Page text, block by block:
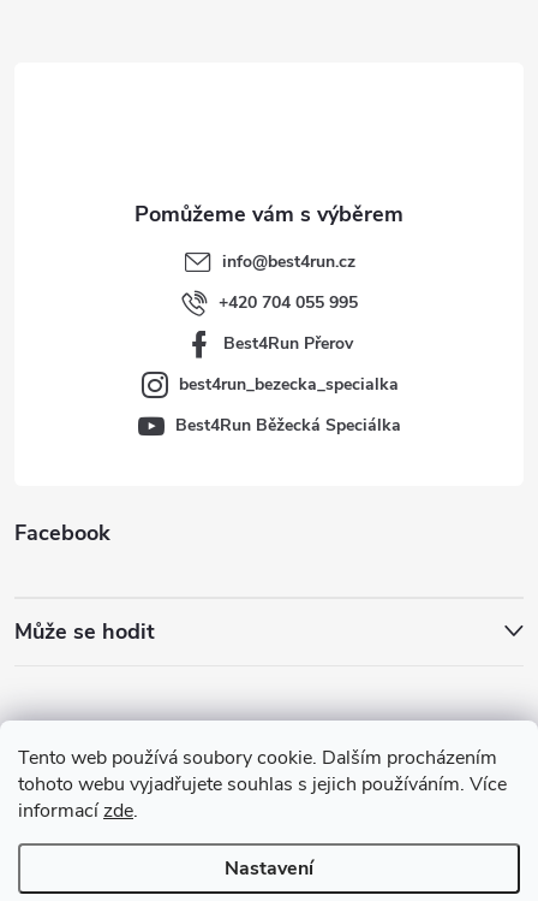
Tento web používá soubory cookie. Dalším procházením
tohoto webu vyjadřujete souhlas s jejich používáním. Více
informacízde.
Nastavení
Facebook
Může se hodit
info@best4run.cz
+420 704 055 995
Best4Run Přerov
best4run_bezecka_specialka
Best4Run Běžecká Speciálka